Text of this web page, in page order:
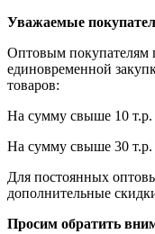
Уважаемые
Оптовым покупателям
единовременной
товаров:
На сумму свыше 10 т.р.
На сумму свыше 30 т.р.
Для постоянных
дополнительные
Просим обратить